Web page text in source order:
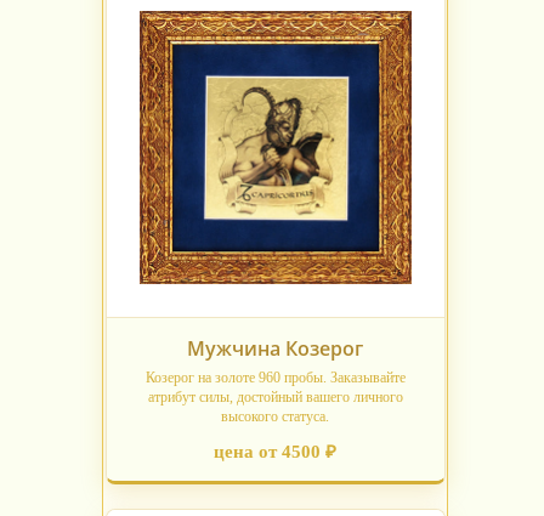
Мужчина Козерог
Козерог на золоте 960 пробы. Заказывайте
атрибут силы, достойный вашего личного
высокого статуса.
цена от 4500 ₽